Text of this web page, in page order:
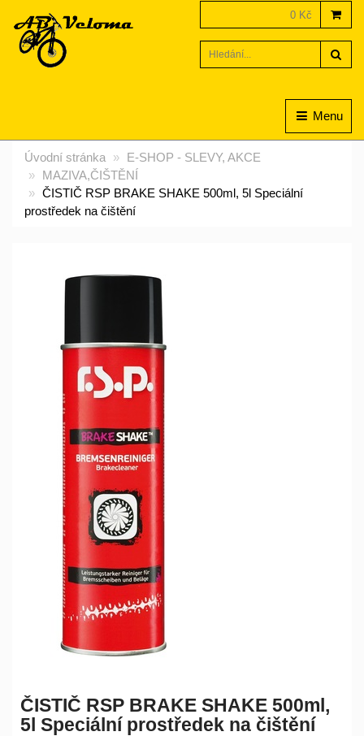
0 Kč
Menu
Úvodní stránka
E-SHOP - SLEVY, AKCE
MAZIVA,ČIŠTĚNÍ
ČISTIČ RSP BRAKE SHAKE 500ml, 5l Speciální
prostředek na čištění
ČISTIČ RSP BRAKE SHAKE 500ml,
5l Speciální prostředek na čištění